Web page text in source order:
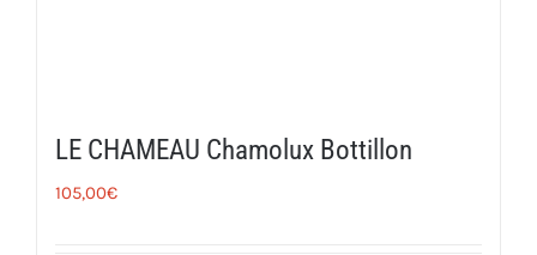
LE CHAMEAU Chamolux Bottillon
105,00€